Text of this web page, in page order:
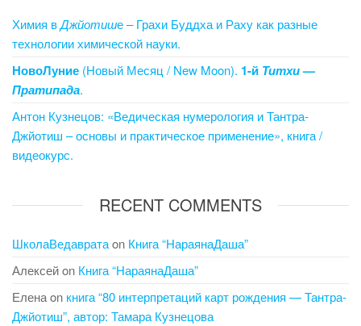
Химия вДжйотише – Грахи Буддха и Раху как разные
технологии химической науки.
НовоЛуние (Новый Месяц / New Moon). 1-й Титхи—
Пратипада.
Антон Кузнецов: «Ведическая нумерология и Тантра-
Джйотиш – основы и практическое применение», книга /
видеокурс.
RECENT COMMENTS
ШколаВедавратаon Книга “НараянаДаша”
Алексейon Книга “НараянаДаша”
Еленаon книга “80 интерпретаций карт рождения — Тантра-
Джйотиш”, автор: Тамара Кузнецова